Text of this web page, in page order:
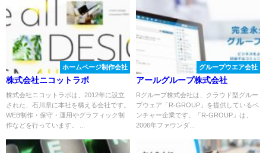
ホームページ制作会社
株式会社ニコットラボ
株式会社ニコットラボは、2012年に設立
された、石川県に本社を構える会社です。
WEB制作・保守・運用やグラフィック制
作などを行っています。 ...
グループウエア会社
アールグループ株式会社
Rグループ株式会社は、クラウド型グルー
プウェア「R-GROUP」を提供しているベ
ンチャー企業です。「R-GROUP」は、
2006年ファウンダ...